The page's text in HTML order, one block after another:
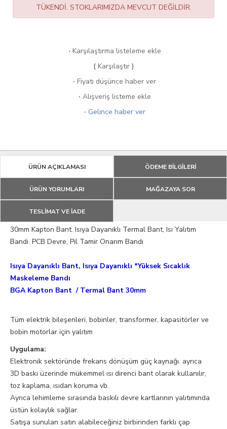
TÜKENDİ. STOKLARIMIZDA MEVCUT DEĞİLDİR.
· Karşılaştırma listeleme ekle
( Karşılaştır )
· Fiyatı düşünce haber ver
· Alışveriş listeme ekle
· Gelince haber ver
ÜRÜN AÇIKLAMASI ÖDEME BİLGİLERİ
ÜRÜN YORUMLARI MAĞAZAYA SOR
TESLİMAT VE İADE
30mm Kapton Bant. Isıya Dayanıklı Termal Bant, Isı Yalıtım
Bandı. PCB Devre, Pil Tamir Onarım Bandı
Isıya Dayanıklı Bant, Isıya Dayanıklı *Yüksek Sıcaklık
Maskeleme Bandı
BGA Kapton Bant / Termal Bant 30mm
Tüm elektrik bileşenleri, bobinler, transformer, kapasitörler ve
bobin motorlar için yalıtım
Uygulama:
Elektronik sektöründe frekans dönüşüm güç kaynağı. ayrıca
3D baskı üzerinde mükemmel ısı direnci bant olarak kullanılır,
toz kaplama, ısıdan koruma vb.
Ayrıca lehimleme sırasında baskılı devre kartlarının yalıtımında
üstün kolaylık sağlar.
Satışa sunulan satın alabileceğiniz birbirinden farklı çap